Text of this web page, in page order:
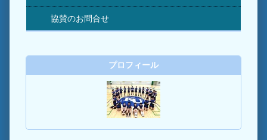
協賛のお問合せ
プロフィール